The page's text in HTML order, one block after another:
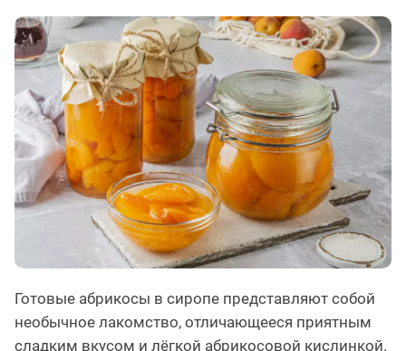
Готовые абрикосы в сиропе представляют собой
необычное лакомство, отличающееся приятным
сладким вкусом и лёгкой абрикосовой кислинкой.